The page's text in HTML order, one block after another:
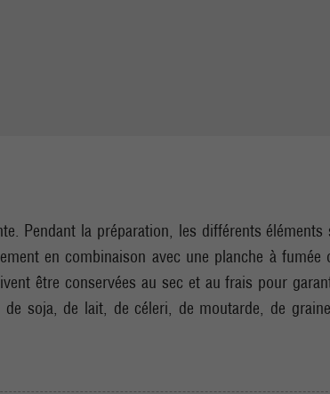
Pendant la préparation, les différents
en combinaison avec une planche à fumée
être conservées au sec et au frais pour
soja, de lait, de céleri, de moutarde, de